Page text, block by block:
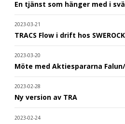
En tjänst som hänger med i
2023-03-21
TRACS Flow i drift hos SWEROCK
2023-03-20
Möte med Aktiespararna
2023-02-28
Ny version av TRA
2023-02-24